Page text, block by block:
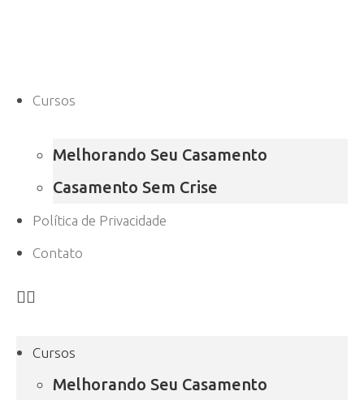
Cursos
Melhorando Seu Casamento
Casamento Sem Crise
Política de Privacidade
Contato
Cursos
Melhorando Seu Casamento